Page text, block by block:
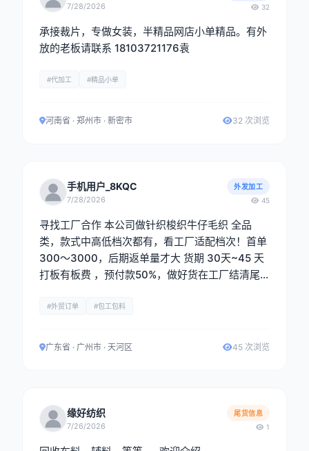
7/28/2026
32
承接裁片，专做女装，半精品网店小单精品。有外
放的老板请联系 18103721176袁
#代加工 #精品小单
河南省 · 郑州市 · 新密市 32 次浏览
手机用户_8KQC
7/28/2026
外发加工
45
寻找工厂合作 本公司做针织梭织牛仔毛织 全品
类，款式中高低档次都有，看工厂适配档次！首单
300～3000，后期返单量才大 货期 30天~45 天
打板有板费 ，预付款50%，做好货在工厂结清尾
8188479 《微信同号》
#外贸订单 #包工包料
广东省 · 广州市 · 天河区 45 次浏览
缘好纺织
7/26/2026
尾货信息
1